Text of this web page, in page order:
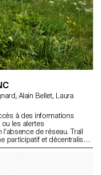
à des informations
ou les alertes
de réseau. Trail
participatif et décentralisé :
dans les